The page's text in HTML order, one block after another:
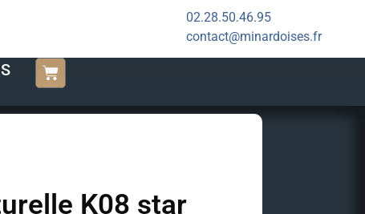
02.28.50.46.95
contact@minardoises.fr
K08 star